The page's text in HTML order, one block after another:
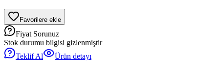
Favorilere ekle
Fiyat Sorunuz
Stok durumu bilgisi gizlenmiştir
Teklif Al
Ürün detayı